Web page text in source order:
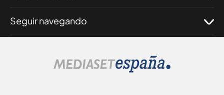
Seguir navegando